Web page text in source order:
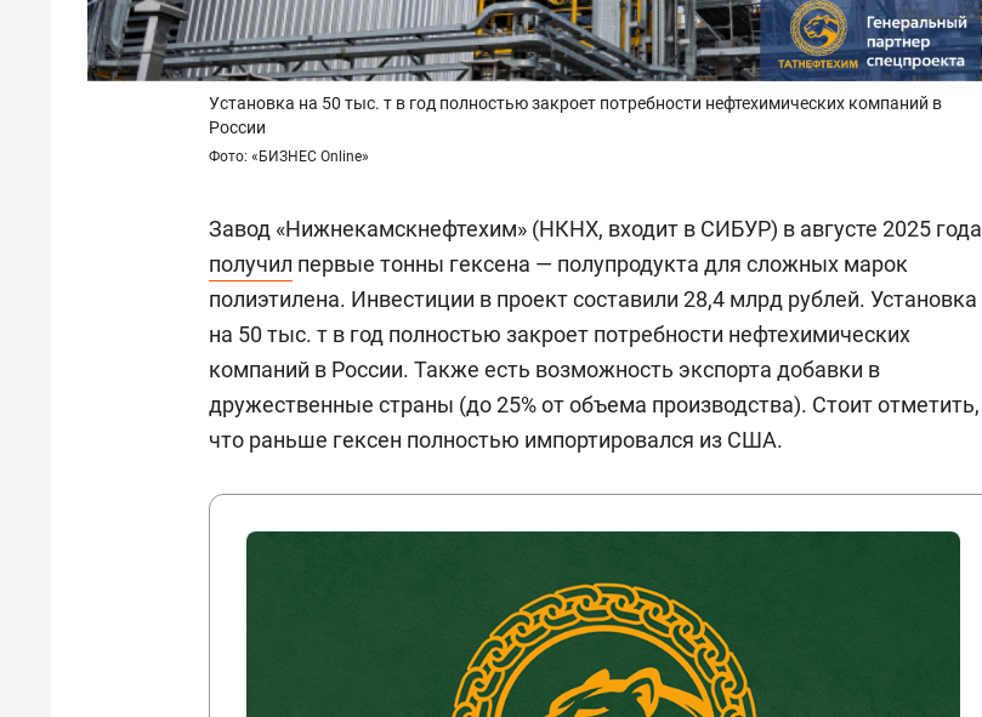
Установка на 50 тыс. т в год полностью закроет потребности нефтехимических компаний в
России
Фото: «БИЗНЕС Online»
Завод «Нижнекамскнефтехим» (НКНХ, входит в СИБУР) в августе 2025 года
получил первые тонны гексена — полупродукта для сложных марок
полиэтилена. Инвестиции в проект составили 28,4 млрд рублей. Установка
на 50 тыс. т в год полностью закроет потребности нефтехимических
компаний в России. Также есть возможность экспорта добавки в
дружественные страны (до 25% от объема производства). Стоит отметить,
что раньше гексен полностью импортировался из США.